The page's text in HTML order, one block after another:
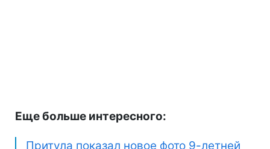
Еще больше интересного:
Притула показал новое фото 9-летней